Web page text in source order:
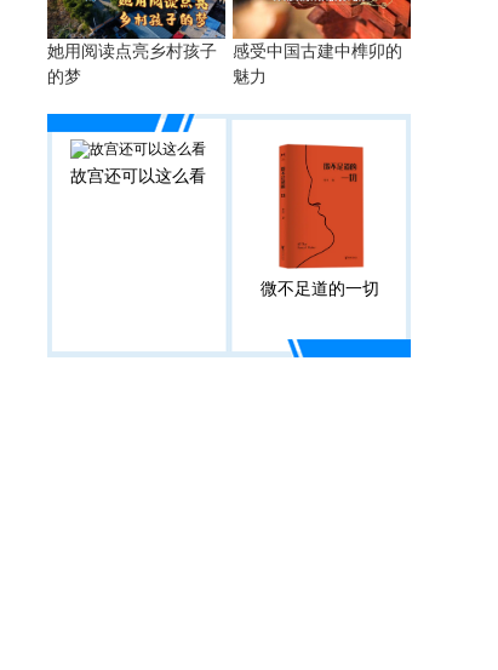
她用阅读点亮乡村孩子
的梦
感受中国古建中榫卯的
魅力
故宫还可以这么看
微不足道的一切